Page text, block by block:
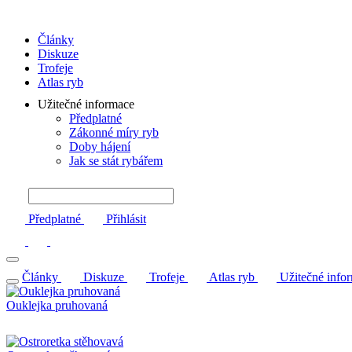
Články
Diskuze
Trofeje
Atlas ryb
Užitečné informace
Předplatné
Zákonné míry ryb
Doby hájení
Jak se stát rybářem
Předplatné Přihlásit
Články Diskuze Trofeje Atlas ryb Užitečné
Ouklejka pruhovaná